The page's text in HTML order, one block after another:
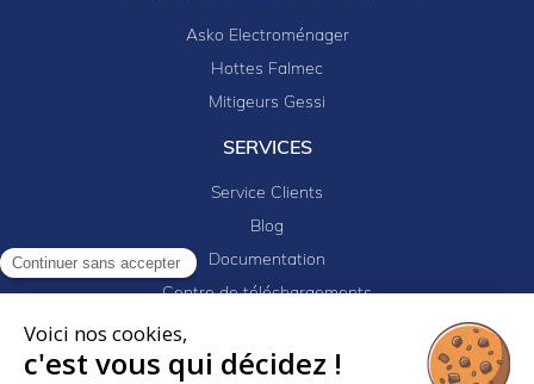
Continuer sans accepter
Voici nos cookies,
c'est vous qui décidez !
Asko Electroménager
Hottes Falmec
Mitigeurs Gessi
SERVICES
Service Clients
Blog
Documentation
Centre de téléchargements
Newsletter